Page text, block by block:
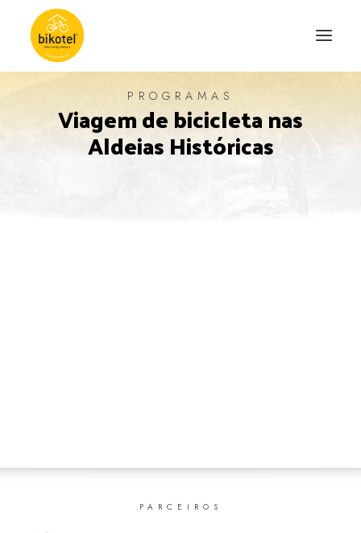
SOBRE NÓS
PROGRAMAS
Viagem de bicicleta nas
Aldeias Históricas
PARCEIROS